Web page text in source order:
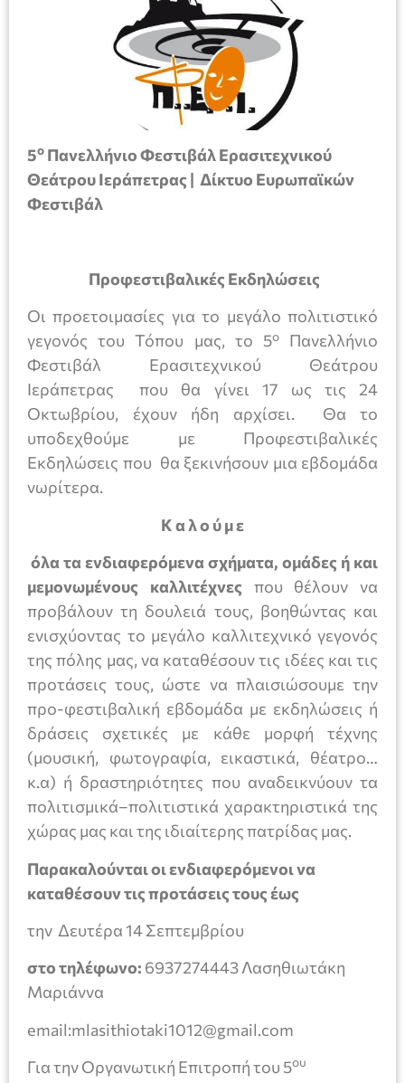
5ο Πανελλήνιο Φεστιβάλ Ερασιτεχνικού
Θεάτρου Ιεράπετρας | Δίκτυο Ευρωπαϊκών
Φεστιβάλ
Προφεστιβαλικές Εκδηλώσεις
Οι προετοιμασίες για το μεγάλο πολιτιστικό
γεγονός του Τόπου μας, το 5οΠανελλήνιο
Φεστιβάλ Ερασιτεχνικού Θεάτρου
Ιεράπετρας που θα γίνει 17 ως τις 24
Οκτωβρίου, έχουν ήδη αρχίσει. Θα το
υποδεχθούμε με Προφεστιβαλικές
Εκδηλώσεις που θα ξεκινήσουν μια εβδομάδα
νωρίτερα.
Κ α λ ο ύ μ ε
όλα τα ενδιαφερόμενα σχήματα, ομάδες ή και
μεμονωμένους καλλιτέχνες που θέλουν να
προβάλουν τη δουλειά τους, βοηθώντας και
ενισχύοντας το μεγάλο καλλιτεχνικό γεγονός
της πόλης μας, να καταθέσουν τις ιδέες και τις
προτάσεις τους, ώστε να πλαισιώσουμε την
προ-φεστιβαλική εβδομάδα με εκδηλώσεις ή
δράσεις σχετικές με κάθε μορφή τέχνης
(μουσική, φωτογραφία, εικαστικά, θέατρο…
κ.α) ή δραστηριότητες που αναδεικνύουν τα
πολιτισμικά–πολιτιστικά χαρακτηριστικά της
χώρας μας και της ιδιαίτερης πατρίδας μας.
Παρακαλούνται οι ενδιαφερόμενοι να
καταθέσουν τις προτάσεις τους έως
την Δευτέρα 14 Σεπτεμβρίου
στoτηλέφωνo: 6937274443 Λασηθιωτάκη
Mαριάννα
email:mlasithiotaki1012@gmail.com
Για την Οργανωτική Επιτροπή του 5ου